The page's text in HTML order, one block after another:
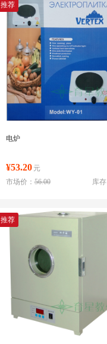
推荐
电炉
¥53.20 元
库
市场价：56.00
推荐